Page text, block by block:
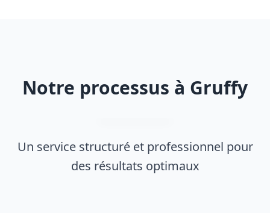
Notre processus à Gruffy
Un service structuré et professionnel pour
des résultats optimaux